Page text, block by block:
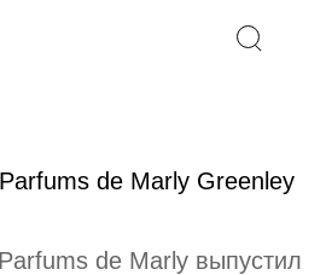
de Marly Greenley
de Marly выпустил